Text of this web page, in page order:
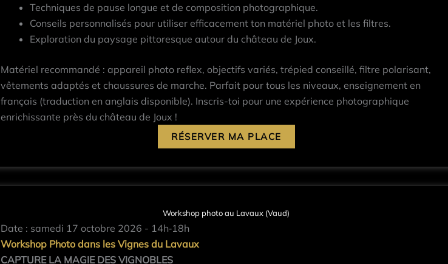
Techniques de pause longue et de composition photographique.
Conseils personnalisés pour utiliser efficacement ton matériel photo et les filtres.
Exploration du paysage pittoresque autour du château de Joux.
Matériel recommandé : appareil photo reflex, objectifs variés, trépied conseillé, filtre polarisant,
vêtements adaptés et chaussures de marche. Parfait pour tous les niveaux, enseignement en
français (traduction en anglais disponible). Inscris-toi pour une expérience photographique
enrichissante près du château de Joux !
RÉSERVER MA PLACE
Workshop photo au Lavaux (Vaud)
Date : samedi 17 octobre 2026 - 14h‐18h
Workshop Photo dans les Vignes du Lavaux
CAPTURE LA MAGIE DES VIGNOBLES